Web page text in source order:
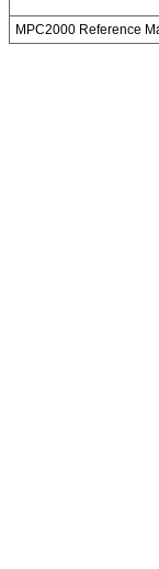
MPC2000 Reference